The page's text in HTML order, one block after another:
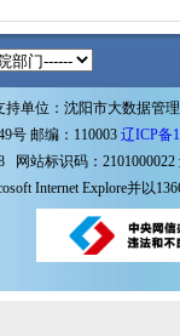
单位：沈阳市大数据管
号 邮编：110003 辽ICP备
网站标识码：2101000022
Internet Explore并以